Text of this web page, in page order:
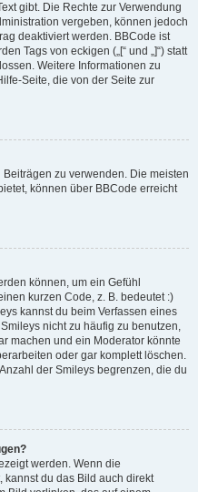
gibt. Die Rechte zur Verwendung
vergeben, können jedoch
deaktiviert werden. BBCode ist
Tags von eckigen („[“ und „]“) statt
Weitere Informationen zu
Seite, die von der Seite zur
zu verwenden. Die meisten
können über BBCode erreicht
können, um ein Gefühl
kurzen Code, z. B. bedeutet :)
kannst du beim Verfassen eines
nicht zu häufig zu benutzen,
machen und ein Moderator könnte
oder gar komplett löschen.
der Smileys begrenzen, die du
werden. Wenn die
du das Bild auch direkt